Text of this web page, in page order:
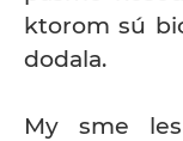
ktorom sú
dodala.
My sme